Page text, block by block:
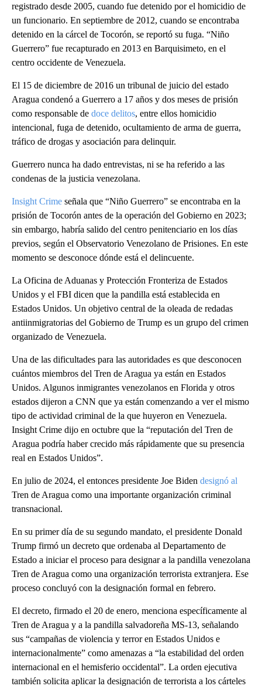
registrado desde 2005, cuando fue detenido por el homicidio de
un funcionario. En septiembre de 2012, cuando se encontraba
detenido en la cárcel de Tocorón, se reportó su fuga. “Niño
Guerrero” fue recapturado en 2013 en Barquisimeto, en el
centro occidente de Venezuela.
El 15 de diciembre de 2016 un tribunal de juicio del estado
Aragua condenó a Guerrero a 17 años y dos meses de prisión
como responsable de doce delitos, entre ellos homicidio
intencional, fuga de detenido, ocultamiento de arma de guerra,
tráfico de drogas y asociación para delinquir.
Guerrero nunca ha dado entrevistas, ni se ha referido a las
condenas de la justicia venezolana.
Insight Crime señala que “Niño Guerrero” se encontraba en la
prisión de Tocorón antes de la operación del Gobierno en 2023;
sin embargo, habría salido del centro penitenciario en los días
previos, según el Observatorio Venezolano de Prisiones. En este
momento se desconoce dónde está el delincuente.
La Oficina de Aduanas y Protección Fronteriza de Estados
Unidos y el FBI dicen que la pandilla está establecida en
Estados Unidos. Un objetivo central de la oleada de redadas
antiinmigratorias del Gobierno de Trump es un grupo del crimen
organizado de Venezuela.
Una de las dificultades para las autoridades es que desconocen
cuántos miembros del Tren de Aragua ya están en Estados
Unidos. Algunos inmigrantes venezolanos en Florida y otros
estados dijeron a CNN que ya están comenzando a ver el mismo
tipo de actividad criminal de la que huyeron en Venezuela.
Insight Crime dijo en octubre que la “reputación del Tren de
Aragua podría haber crecido más rápidamente que su presencia
real en Estados Unidos”.
En julio de 2024, el entonces presidente Joe Biden designó al
Tren de Aragua como una importante organización criminal
transnacional.
En su primer día de su segundo mandato, el presidente Donald
Trump firmó un decreto que ordenaba al Departamento de
Estado a iniciar el proceso para designar a la pandilla venezolana
Tren de Aragua como una organización terrorista extranjera. Ese
proceso concluyó con la designación formal en febrero.
El decreto, firmado el 20 de enero, menciona específicamente al
Tren de Aragua y a la pandilla salvadoreña MS-13, señalando
sus “campañas de violencia y terror en Estados Unidos e
internacionalmente” como amenazas a “la estabilidad del orden
internacional en el hemisferio occidental”. La orden ejecutiva
también solicita aplicar la designación de terrorista a los cárteles